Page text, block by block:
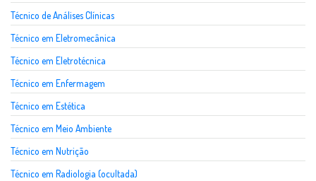
Técnico de Análises Clínicas
Técnico em Eletromecânica
Técnico em Eletrotécnica
Técnico em Enfermagem
Técnico em Estética
Técnico em Meio Ambiente
Técnico em Nutrição
Técnico em Radiologia (ocultada)